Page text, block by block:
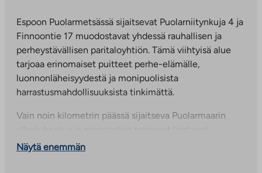
Espoon Puolarmetsässä sijaitsevat Puolarniitynkuja 4 ja
Finnoontie 17 muodostavat yhdessä rauhallisen ja
perheystävällisen paritaloyhtiön. Tämä viihtyisä alue
tarjoaa erinomaiset puitteet perhe-elämälle,
luonnonläheisyydestä ja monipuolisista
harrastusmahdollisuuksista tinkimättä.
Vain noin kilometrin päässä sijaitseva Puolarmaarin
mahdollisuudet aktiiviseen vapaa-aikaan: alueelta
Näytä enemmän